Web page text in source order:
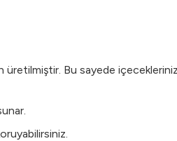
üretilmiştir. Bu sayede